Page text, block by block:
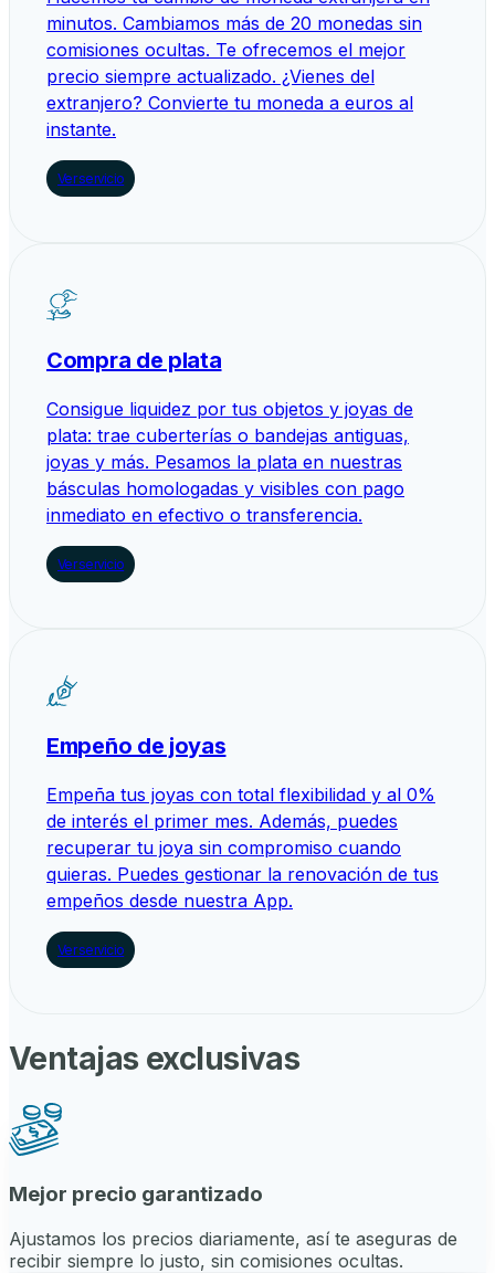
minutos. Cambiamos más de 20 monedas sin
comisiones ocultas. Te ofrecemos el mejor
precio siempre actualizado. ¿Vienes del
extranjero? Convierte tu moneda a euros al
instante.
Ver servicio
Compra de plata
Consigue liquidez por tus objetos y joyas de
plata: trae cuberterías o bandejas antiguas,
joyas y más. Pesamos la plata en nuestras
básculas homologadas y visibles con pago
inmediato en efectivo o transferencia.
Ver servicio
Empeño de joyas
Empeña tus joyas con total flexibilidad y al 0%
de interés el primer mes. Además, puedes
recuperar tu joya sin compromiso cuando
quieras. Puedes gestionar la renovación de tus
empeños desde nuestra App.
Ver servicio
Ventajas exclusivas
Mejor precio garantizado
Ajustamos los precios diariamente, así te aseguras de
recibir siempre lo justo, sin comisiones ocultas.